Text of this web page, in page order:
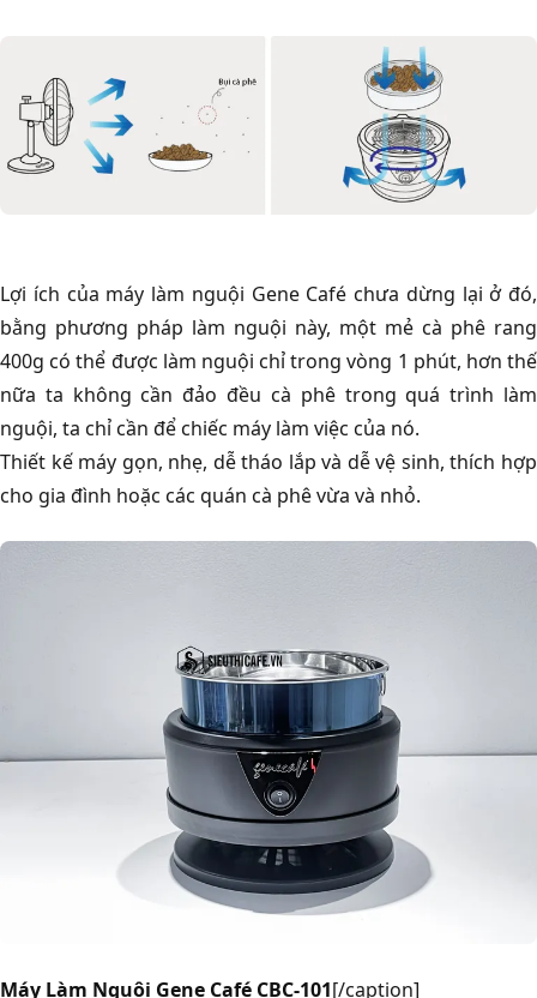
Lợi ích của máy làm nguội Gene Café chưa dừng lại ở đó,
bằng phương pháp làm nguội này, một mẻ cà phê rang
400g có thể được làm nguội chỉ trong vòng 1 phút, hơn thế
nữa ta không cần đảo đều cà phê trong quá trình làm
nguội, ta chỉ cần để chiếc máy làm việc của nó.
Thiết kế máy gọn, nhẹ, dễ tháo lắp và dễ vệ sinh, thích hợp
cho gia đình hoặc các quán cà phê vừa và nhỏ.
Máy Làm Nguội Gene Café CBC-101[/caption]